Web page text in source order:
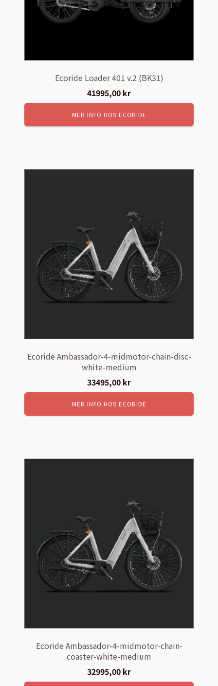
Ecoride Loader 401 v.2 (BK31)
41995,00 kr
MER INFO HOS ECORIDE
Ecoride Ambassador-4-midmotor-chain-disc-
white-medium
33495,00 kr
MER INFO HOS ECORIDE
Ecoride Ambassador-4-midmotor-chain-
coaster-white-medium
32995,00 kr